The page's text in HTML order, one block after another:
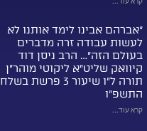
“אברהם אבינו לימד אותנו לא
לעשות עבודה זרה מדברים
בעולם הזה”… הרב ניסן דוד
קיוואק שליט”א ליקוטי מוהר”ן
תורה ל”ו שיעור 3 פרשת בשלח
התשפ”ו
קרא עוד...